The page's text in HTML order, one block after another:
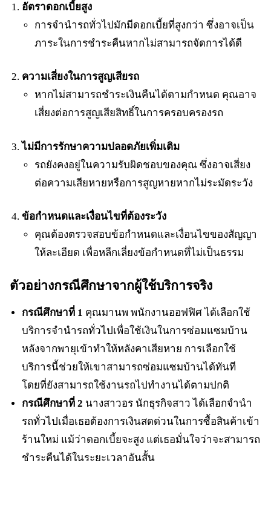
อัตราดอกเบี้ยสูง
การจำนำรถทั่วไปมักมีดอกเบี้ยที่สูงกว่า ซึ่งอาจเป็น
ภาระในการชำระคืนหากไม่สามารถจัดการได้ดี
ความเสี่ยงในการสูญเสียรถ
หากไม่สามารถชำระเงินคืนได้ตามกำหนด คุณอาจ
เสี่ยงต่อการสูญเสียสิทธิ์ในการครอบครองรถ
ไม่มีการรักษาความปลอดภัยเพิ่มเติม
รถยังคงอยู่ในความรับผิดชอบของคุณ ซึ่งอาจเสี่ยง
ต่อความเสียหายหรือการสูญหายหากไม่ระมัดระวัง
ข้อกำหนดและเงื่อนไขที่ต้องระวัง
คุณต้องตรวจสอบข้อกำหนดและเงื่อนไขของสัญญา
ให้ละเอียด เพื่อหลีกเลี่ยงข้อกำหนดที่ไม่เป็นธรรม
ตัวอย่างกรณีศึกษาจากผู้ใช้บริการจริง
กรณีศึกษาที่ 1 คุณมานพ พนักงานออฟฟิศ ได้เลือกใช้
บริการจำนำรถทั่วไปเพื่อใช้เงินในการซ่อมแซมบ้าน
หลังจากพายุเข้าทำให้หลังคาเสียหาย การเลือกใช้
บริการนี้ช่วยให้เขาสามารถซ่อมแซมบ้านได้ทันที
โดยที่ยังสามารถใช้งานรถไปทำงานได้ตามปกติ
กรณีศึกษาที่ 2 นางสาวอร นักธุรกิจสาว ได้เลือกจำนำ
รถทั่วไปเมื่อเธอต้องการเงินสดด่วนในการซื้อสินค้าเข้า
ร้านใหม่ แม้ว่าดอกเบี้ยจะสูง แต่เธอมั่นใจว่าจะสามารถ
ชำระคืนได้ในระยะเวลาอันสั้น